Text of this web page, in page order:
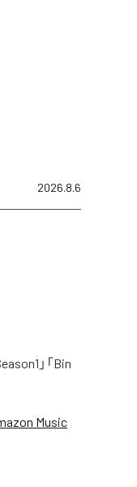
2026.8.6
」「Bin
Music